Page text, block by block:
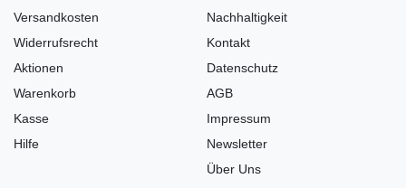
Versandkosten
Widerrufsrecht
Aktionen
Warenkorb
Kasse
Hilfe
Nachhaltigkeit
Kontakt
Datenschutz
AGB
Impressum
Newsletter
Über Uns